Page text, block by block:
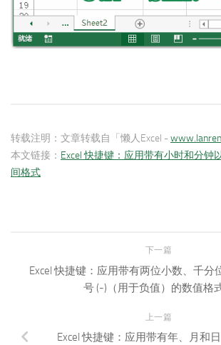
转载注明： 文章转载自「懒人Excel -
本文链接： Excel 快捷键：应用带有小时和分钟
间格式
下一篇
Excel 快捷键：应用带有两位小数、千分
号 (-)（用于负值）的数值格
上一篇
Excel 快捷键：应用带有年、月和